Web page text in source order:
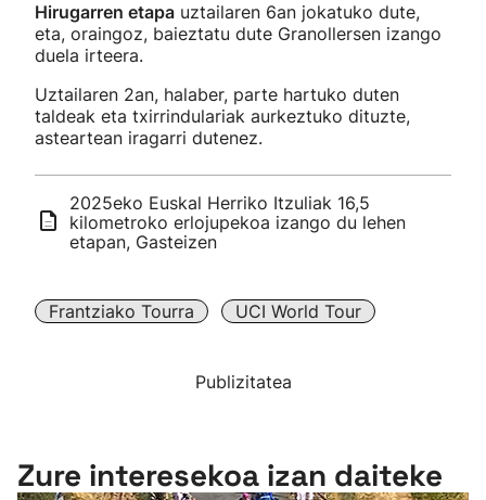
Hirugarren etapa uztailaren 6an jokatuko dute,
eta, oraingoz, baieztatu dute Granollersen izango
duela irteera.
Uztailaren 2an, halaber, parte hartuko duten
taldeak eta txirrindulariak aurkeztuko dituzte,
asteartean iragarri dutenez.
2025eko Euskal Herriko Itzuliak 16,5
kilometroko erlojupekoa izango du lehen
etapan, Gasteizen
Frantziako Tourra UCI World Tour
Publizitatea
Zure interesekoa izan daiteke